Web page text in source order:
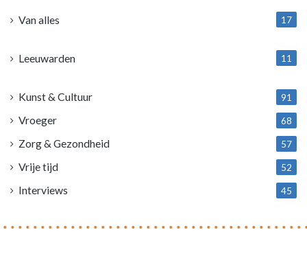
Van alles
17
Leeuwarden
11
Kunst & Cultuur 91
Vroeger 68
Zorg & Gezondheid 57
Vrije tijd 52
Interviews 45